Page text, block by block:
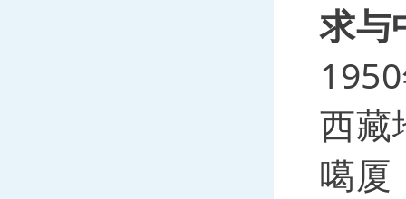
求与
西藏
噶厦